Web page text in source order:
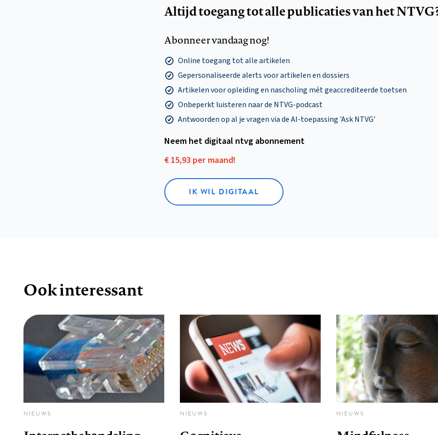
Altijd toegang tot alle publicaties van het
Abonneer vandaag nog!
Online toegang tot alle artikelen
Gepersonaliseerde alerts voor artikelen en dossiers
Artikelen voor opleiding en nascholing mét geaccrediteerde toetsen
Onbeperkt luisteren naar de NTVG-podcast
Antwoorden op al je vragen via de AI-toepassing 'Ask NTVG'
Neem het digitaal ntvg abonnement
€ 15,93 per maand!
IK WIL DIGITAAL
Ook interessant
NIEUWS NIEUWS NIEUWS